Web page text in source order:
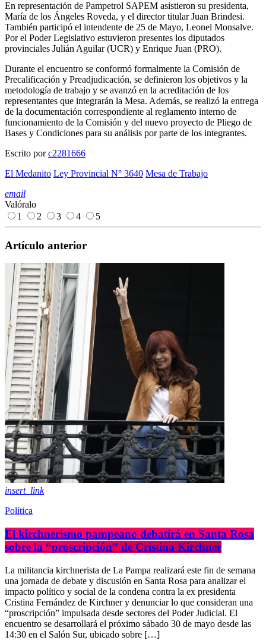
En representación de Pampetrol SAPEM asistieron su presidenta,
María de los Ángeles Roveda, y el director titular Juan Brindesi.
También participó el intendente de 25 de Mayo, Leonel Monsalve.
Por el Poder Legislativo estuvieron presentes los diputados
provinciales Julián Aguilar (UCR) y Enrique Juan (PRO).
Durante el encuentro se conformó formalmente la Comisión de
Precalificación y Preadjudicación, se definieron los objetivos y la
metodología de trabajo y se avanzó en la acreditación de los
representantes que integrarán la Mesa. Además, se realizó la entrega
de la documentación correspondiente al reglamento interno de
funcionamiento de la Comisión y del nuevo proyecto de Pliego de
Bases y Condiciones para su análisis por parte de los integrantes.
Escrito porc2281666
El Medanito Ley Provincial N° 3640 Mesa de Trabajo
email
Valóralo
1
2 3 4 5
Artículo anterior
insert_link
Política
El kirchnerismo pampeano debatirá en Santa Rosa
sobre la “proscripción” de Cristina Kirchner
La militancia kirchnerista de La Pampa realizará este fin de semana
una jornada de debate y discusión en Santa Rosa para analizar el
impacto político y social de la condena contra la ex presidenta
Cristina Fernández de Kirchner y denunciar lo que consideran una
“proscripción” impulsada desde sectores del Poder Judicial. El
encuentro se desarrollará el próximo sábado 30 de mayo desde las
14:30 en el Salón Sur, ubicado sobre […]